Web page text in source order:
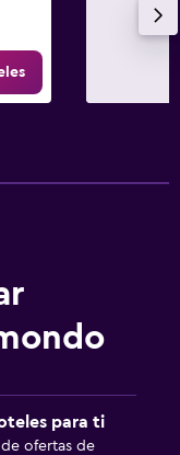
para ti
ofertas de